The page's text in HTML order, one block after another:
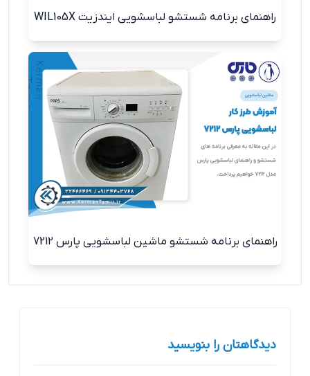
راهنمای برنامه شستشو لباسشویی ایندزیت WIL105X
راهنمای برنامه شستشو ماشین لباسشویی پارس 7212
دیدگاهتان را بنویسید